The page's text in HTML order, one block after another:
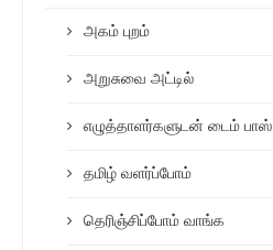
அகம் புறம்
அறுசுவை அட்டில்
எழுத்தாளர்களுடன் டைம் பாஸ்
தமிழ் வளர்ப்போம்
தெரிஞ்சிப்போம் வாங்க